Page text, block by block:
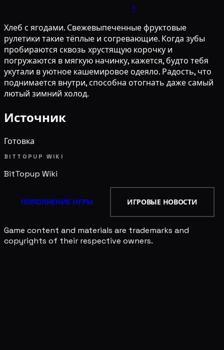
1
Хлеб с ягодами. Свежевыпеченные фруктовые
рулетики такие тёплые и согревающие. Когда зубы
пробираются сквозь хрустящую корочку и
погружаются в мягкую начинку, кажется, будто тебя
укутали в уютное кашемировое одеяло. Радость, что
поднимается внутри, способна отогнать даже самый
лютый зимний холод.
Источник
Готовка
BITTOPUP WIKI
BitTopup Wiki
ПОПОЛНЕНИЕ ИГРЫ ИГРОВЫЕ НОВОСТИ
Game content and materials are trademarks and
copyrights of their respective owners.